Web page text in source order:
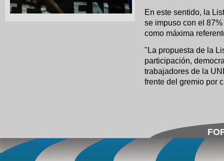
En este sentido, la
se impuso con el
como máxima
"La propuesta de la
participación,
trabajadores de la
frente del gremio por